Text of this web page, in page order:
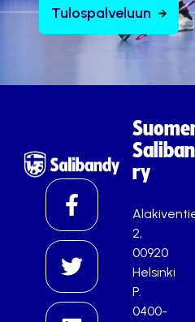
Tulospalveluun
ry
2,
00920
Helsinki
P.
0400-